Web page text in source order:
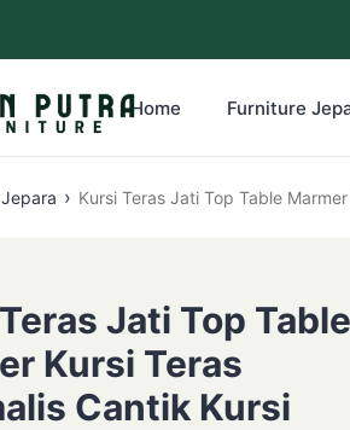
Home Furniture
› Kursi Teras Jati Top Table
Jati Top Table
Kursi Teras
Cantik Kursi